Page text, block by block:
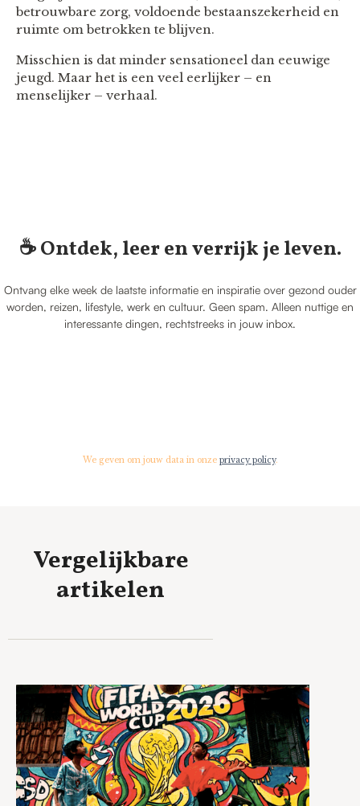
betrouwbare zorg, voldoende bestaanszekerheid en
ruimte om betrokken te blijven.
Misschien is dat minder sensationeel dan eeuwige
jeugd. Maar het is een veel eerlijker – en
menselijker – verhaal.
☕️ Ontdek, leer en verrijk je leven.
Ontvang elke week de laatste informatie en inspiratie over gezond ouder
worden, reizen, lifestyle, werk en cultuur. Geen spam. Alleen nuttige en
interessante dingen, rechtstreeks in jouw inbox.
We geven om jouw data in onze privacy policy.
Vergelijkbare
artikelen